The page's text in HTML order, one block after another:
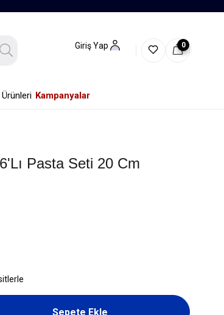
Giriş Yap 0
Kampanyalar
Pasta Seti 20 Cm